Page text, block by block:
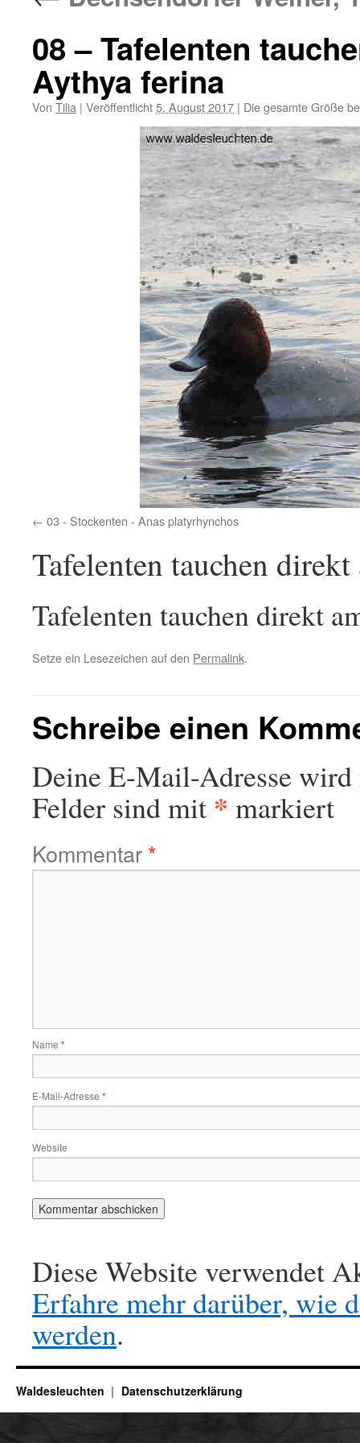
08 – Tafelenten
Aythya ferina
Von Tilia | Veröffentlicht5. August 2017 | Die gesamte Größe
03 - Stockenten - Anas platyrhynchos
Tafelenten tauchen
Tafelenten tauchen direkt
Setze ein Lesezeichen auf den Permalink.
Schreibe einen
Deine E-Mail-Adresse
Felder sind mit * markiert
Kommentar*
Name *
E-Mail-Adresse *
Website
Diese Website verwendet
Erfahre mehr darüber, wie
werden.
Waldesleuchten Datenschutzerklärung